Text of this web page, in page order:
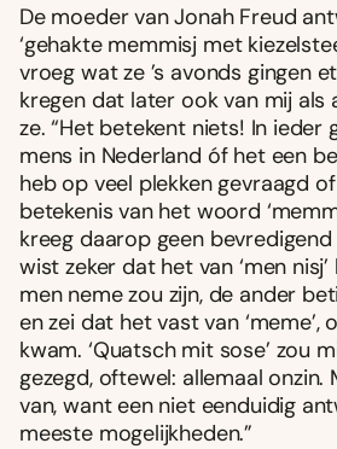
De moeder van Jonah Freud
‘gehakte memmisj met
vroeg wat ze ’s avonds gingen
kregen dat later ook van mij als
ze. “Het betekent niets! In ieder
mens in Nederland óf het een
heb op veel plekken gevraagd
betekenis van het woord
kreeg daarop geen
wist zeker dat het van ‘men
men neme zou zijn, de ander
en zei dat het vast van ‘meme’,
kwam. ‘Quatsch mit sose’ zou
gezegd, oftewel: allemaal onzin.
van, want een niet eenduidig
meeste mogelijkheden.”